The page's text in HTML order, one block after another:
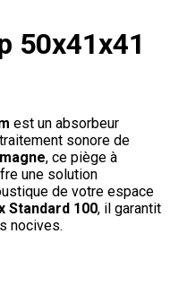
50x41x41
est un absorbeur
sonore de
, ce piège à
une solution
de votre espace
Standard 100, il garantit
nocives.